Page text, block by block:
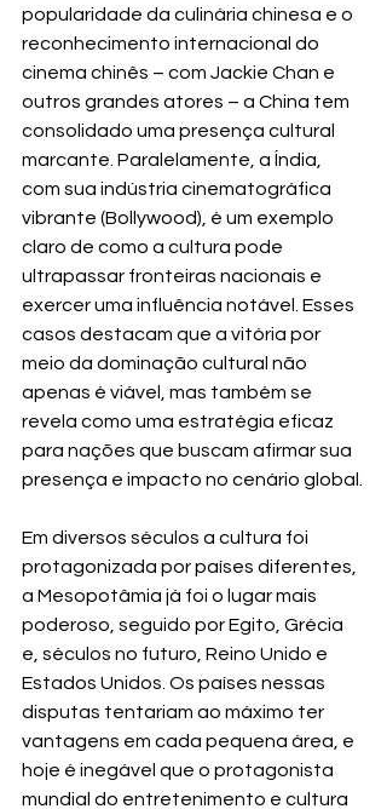
popularidade da culinária chinesa e o
reconhecimento internacional do
cinema chinês – com Jackie Chan e
outros grandes atores – a China tem
consolidado uma presença cultural
marcante. Paralelamente, a Índia,
com sua indústria cinematográfica
vibrante (Bollywood), é um exemplo
claro de como a cultura pode
ultrapassar fronteiras nacionais e
exercer uma influência notável. Esses
casos destacam que a vitória por
meio da dominação cultural não
apenas é viável, mas também se
revela como uma estratégia eficaz
para nações que buscam afirmar sua
presença e impacto no cenário global.
Em diversos séculos a cultura foi
protagonizada por países diferentes,
a Mesopotâmia já foi o lugar mais
poderoso, seguido por Egito, Grécia
e, séculos no futuro, Reino Unido e
Estados Unidos. Os países nessas
disputas tentariam ao máximo ter
vantagens em cada pequena área, e
hoje é inegável que o protagonista
mundial do entretenimento e cultura